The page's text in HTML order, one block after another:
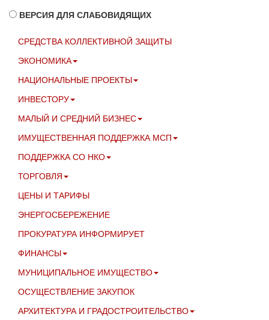
ВЕРСИЯ ДЛЯ СЛАБОВИДЯЩИХ
СРЕДСТВА КОЛЛЕКТИВНОЙ ЗАЩИТЫ
ЭКОНОМИКА
НАЦИОНАЛЬНЫЕ ПРОЕКТЫ
ИНВЕСТОРУ
МАЛЫЙ И СРЕДНИЙ БИЗНЕС
ИМУЩЕСТВЕННАЯ ПОДДЕРЖКА МСП
ПОДДЕРЖКА СО НКО
ТОРГОВЛЯ
ЦЕНЫ И ТАРИФЫ
ЭНЕРГОСБЕРЕЖЕНИЕ
ПРОКУРАТУРА ИНФОРМИРУЕТ
ФИНАНСЫ
МУНИЦИПАЛЬНОЕ ИМУЩЕСТВО
ОСУЩЕСТВЛЕНИЕ ЗАКУПОК
АРХИТЕКТУРА И ГРАДОСТРОИТЕЛЬСТВО